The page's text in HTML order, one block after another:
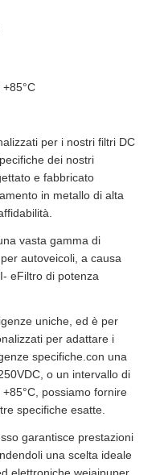
+85°C
per i nostri filtri DC
dei nostri
e fabbricato
in metallo di alta
vasta gamma di
autoveicoli , a causa
- eFiltro di potenza
uniche, ed è per
per adattare i
specifiche.con una
, o un intervallo di
+85°C , possiamo fornire
specifiche esatte.
garantisce prestazioni
una scelta ideale